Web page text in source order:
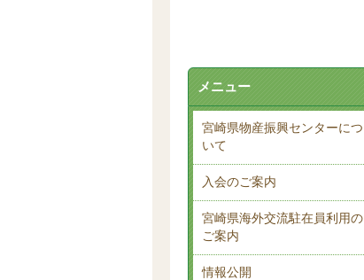
メニュー
宮崎県物産振興センターにつ
いて
入会のご案内
宮崎県海外交流駐在員利用の
ご案内
情報公開